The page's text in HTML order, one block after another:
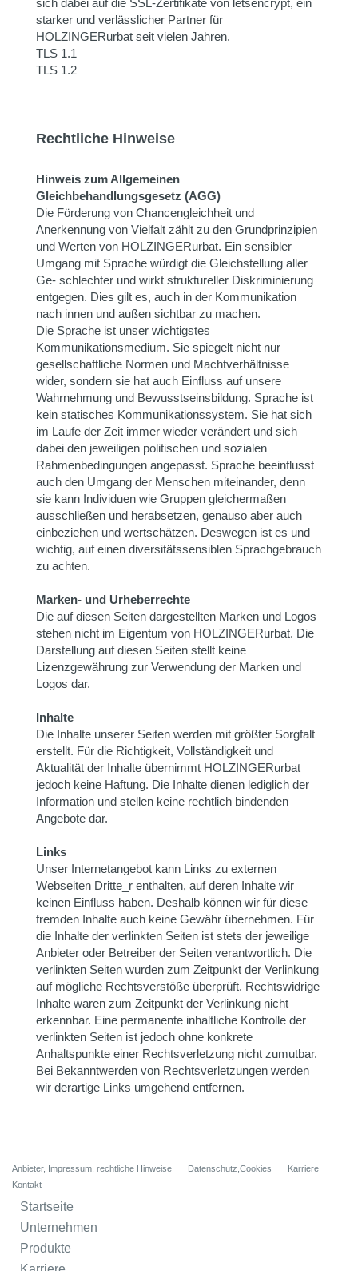
sich dabei auf die SSL-Zertifikate von letsencrypt, ein
starker und verlässlicher Partner für
HOLZINGERurbat seit vielen Jahren.
TLS 1.1
TLS 1.2
Rechtliche Hinweise
Hinweis zum Allgemeinen
Gleichbehandlungsgesetz (AGG)
Die Förderung von Chancengleichheit und
Anerkennung von Vielfalt zählt zu den Grundprinzipien
und Werten von HOLZINGERurbat. Ein sensibler
Umgang mit Sprache würdigt die Gleichstellung aller
Ge- schlechter und wirkt struktureller Diskriminierung
entgegen. Dies gilt es, auch in der Kommunikation
nach innen und außen sichtbar zu machen.
Die Sprache ist unser wichtigstes
Kommunikationsmedium. Sie spiegelt nicht nur
gesellschaftliche Normen und Machtverhältnisse
wider, sondern sie hat auch Einfluss auf unsere
Wahrnehmung und Bewusstseinsbildung. Sprache ist
kein statisches Kommunikationssystem. Sie hat sich
im Laufe der Zeit immer wieder verändert und sich
dabei den jeweiligen politischen und sozialen
Rahmenbedingungen angepasst. Sprache beeinflusst
auch den Umgang der Menschen miteinander, denn
sie kann Individuen wie Gruppen gleichermaßen
ausschließen und herabsetzen, genauso aber auch
einbeziehen und wertschätzen. Deswegen ist es und
wichtig, auf einen diversitätssensiblen Sprachgebrauch
zu achten.
Marken- und Urheberrechte
Die auf diesen Seiten dargestellten Marken und Logos
stehen nicht im Eigentum von HOLZINGERurbat. Die
Darstellung auf diesen Seiten stellt keine
Lizenzgewährung zur Verwendung der Marken und
Logos dar.
Inhalte
Die Inhalte unserer Seiten werden mit größter Sorgfalt
erstellt. Für die Richtigkeit, Vollständigkeit und
Aktualität der Inhalte übernimmt HOLZINGERurbat
jedoch keine Haftung. Die Inhalte dienen lediglich der
Information und stellen keine rechtlich bindenden
Angebote dar.
Links
Unser Internetangebot kann Links zu externen
Webseiten Dritte_r enthalten, auf deren Inhalte wir
keinen Einfluss haben. Deshalb können wir für diese
fremden Inhalte auch keine Gewähr übernehmen. Für
die Inhalte der verlinkten Seiten ist stets der jeweilige
Anbieter oder Betreiber der Seiten verantwortlich. Die
verlinkten Seiten wurden zum Zeitpunkt der Verlinkung
auf mögliche Rechtsverstöße überprüft. Rechtswidrige
Inhalte waren zum Zeitpunkt der Verlinkung nicht
erkennbar. Eine permanente inhaltliche Kontrolle der
verlinkten Seiten ist jedoch ohne konkrete
Anhaltspunkte einer Rechtsverletzung nicht zumutbar.
Bei Bekanntwerden von Rechtsverletzungen werden
wir derartige Links umgehend entfernen.
Anbieter, Impressum, rechtliche Hinweise Datenschutz,Cookies
Karriere
Kontakt
Startseite
Unternehmen
Produkte